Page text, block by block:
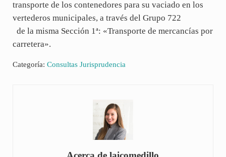
transporte de los contenedores para su vaciado en los
vertederos municipales, a través del Grupo 722
de la misma Sección 1ª: «Transporte de mercancías por
carretera».
Categoría: Consultas Jurisprudencia